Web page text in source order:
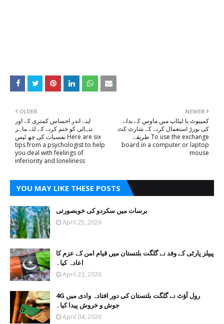
NEWER
کمپیوٹ یا لپٹاپ میں ماوس کے بدلے
کی بورڑ استعمال کرنے کے شارٹ کٹ
طریقے To use the exchange
board in a computer or laptop
mouse
OLDER
اپنے اندر احساس کمتری کے اور
تنہائی کو ختم کرنے کے لئے ماہر
نفسیات کی چھ ٹپس Here are six
tips from a psychologist to help
you deal with feelings of
inferiority and loneliness
YOU MAY LIKE THESE POSTS
برسات میں سکردو کی خوبصورتی
April 25, 2026
پیپلز پارٹی کے وفد نے گلگت بلتستان میں قیام امن کے عزم کا
اعادہ کیا۔
April 23, 2026
4G رول آؤٹ نے گلگت بلتستان کی دور افتادہ وادی میں
جوش و خروش پیدا کیا۔
April 04, 2026